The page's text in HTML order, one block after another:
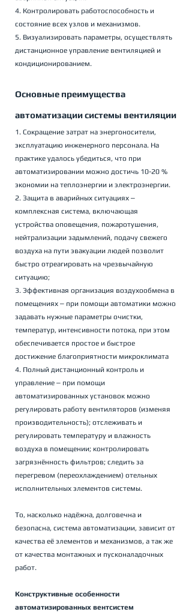
4. Контролировать работоспособность и
состояние всех узлов и механизмов.
5. Визуализировать параметры, осуществлять
дистанционное управление вентиляцией и
кондиционированием.
Основные преимущества
автоматизации системы вентиляции
1. Сокращение затрат на энергоносители,
эксплуатацию инженерного персонала. На
практике удалось убедиться, что при
автоматизировании можно достичь 10-20 %
экономии на теплоэнергии и электроэнергии.
2. Защита в аварийных ситуациях ‒
комплексная система, включающая
устройства оповещения, пожаротушения,
нейтрализации задымлений, подачу свежего
воздуха на пути эвакуации людей позволит
быстро отреагировать на чрезвычайную
ситуацию;
3. Эффективная организация воздухообмена в
помещениях ‒ при помощи автоматики можно
задавать нужные параметры очистки,
температур, интенсивности потока, при этом
обеспечивается простое и быстрое
достижение благоприятности микроклимата
4. Полный дистанционный контроль и
управление ‒ при помощи
автоматизированных установок можно
регулировать работу вентиляторов (изменяя
производительность); отслеживать и
регулировать температуру и влажность
воздуха в помещении; контролировать
загрязнённость фильтров; следить за
перегревом (переохлаждением) отельных
исполнительных элементов системы.
То, насколько надёжна, долговечна и
безопасна, система автоматизации, зависит от
качества её элементов и механизмов, а так же
от качества монтажных и пусконаладочных
работ.
Конструктивные особенности
автоматизированных вентсистем